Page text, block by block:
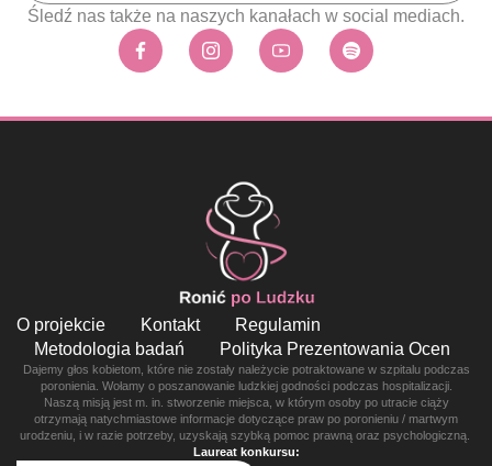
Śledź nas także na naszych kanałach w social mediach.
O projekcie Kontakt
Regulamin
Metodologia badań
Polityka Prezentowania Ocen
Dajemy głos kobietom, które nie zostały należycie potraktowane w szpitalu podczas
poronienia. Wołamy o poszanowanie ludzkiej godności podczas hospitalizacji.
Naszą misją jest m. in. stworzenie miejsca, w którym osoby po utracie ciąży
otrzymają natychmiastowe informacje dotyczące praw po poronieniu / martwym
urodzeniu, i w razie potrzeby, uzyskają szybką pomoc prawną oraz psychologiczną.
Laureat konkursu: